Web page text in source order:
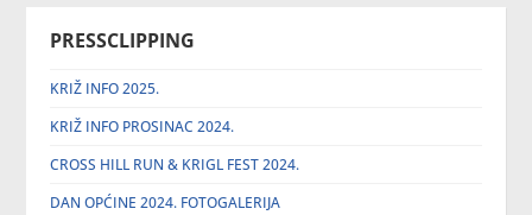
PRESSCLIPPING
KRIŽ INFO 2025.
KRIŽ INFO PROSINAC 2024.
CROSS HILL RUN & KRIGL FEST 2024.
DAN OPĆINE 2024. FOTOGALERIJA